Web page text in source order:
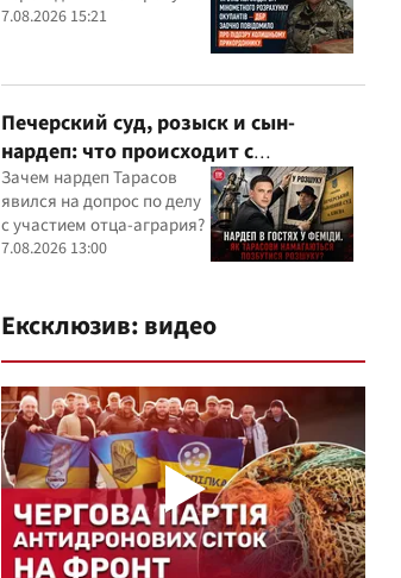
7.08.2026 15:21
Печерский суд, розыск и сын-
нардеп: что происходит с
уголовными производствами с
участием агробарона Тарасова?
Зачем нардеп Тарасов
явился на допрос по делу
с участием отца-агрария?
7.08.2026 13:00
Ексклюзив: видео